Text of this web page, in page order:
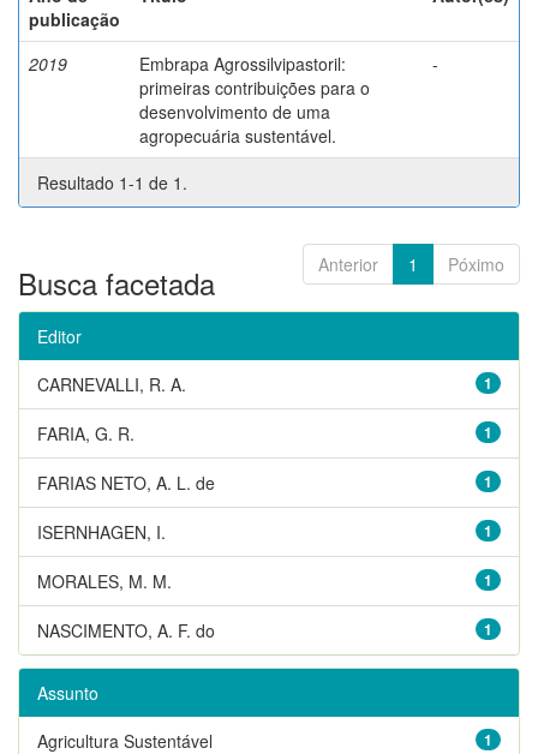
publicação
2019
Embrapa Agrossilvipastoril:
primeiras contribuições para o
desenvolvimento de uma
agropecuária sustentável.
-
Resultado 1-1 de 1.
Anterior 1 Póximo
Busca facetada
Editor
1
CARNEVALLI, R. A.
1
FARIA, G. R.
1
FARIAS NETO, A. L. de
1
ISERNHAGEN, I.
1
MORALES, M. M.
1
NASCIMENTO, A. F. do
Assunto
1
Agricultura Sustentável